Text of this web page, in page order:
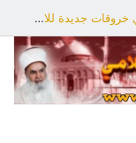
العدوان على غزة: شهيد وإصابات وتوغلات في خروقات جديدة للاحتلال